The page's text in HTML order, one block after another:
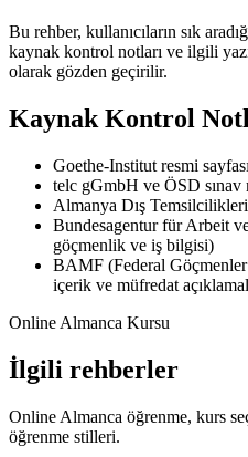
Bu rehber, kullanıcıların sık
kaynak kontrol notları ve ilgili
olarak gözden geçirilir.
Kaynak Kontrol
Goethe-Institut resmi
telc gGmbH ve ÖSD sınav
Almanya Dış
Bundesagentur für Arbeit
göçmenlik ve iş bilgisi)
BAMF (Federal
içerik ve müfredat
Online Almanca Kursu
İlgili rehberler
Online Almanca öğrenme, kurs
öğrenme stilleri.